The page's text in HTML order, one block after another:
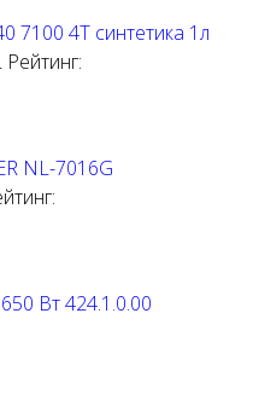
7100 4T синтетика 1л
Рейтинг:
NL-7016G
Вт 424.1.0.00